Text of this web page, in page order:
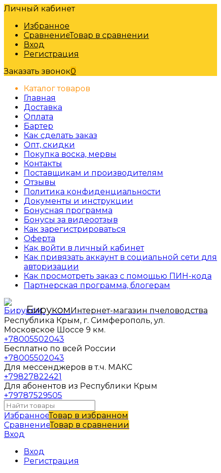
Личный кабинет
Избранное
СравнениеТовар в сравнении
Вход
Регистрация
Заказать звонок0
Каталог товаров
Главная
Доставка
Оплата
Бартер
Как сделать заказ
Опт, скидки
Покупка воска, мервы
Контакты
Поставщикам и производителям
Отзывы
Политика конфиденциальности
Документы и инструкции
Бонусная программа
Бонусы за видеоотзыв
Как зарегистрироваться
Оферта
Как войти в личный кабинет
Как привязать аккаунт в социальной сети для
авторизации
Как просмотреть заказ с помощью ПИН-кода
Партнерская программа, блогерам
БирукомИнтернет-магазин пчеловодства
Республика Крым, г. Симферополь, ул.
Московское Шоссе 9 км.
+78005502043
Бесплатно по всей России
+78005502043
Для мессенджеров в т.ч. МАКС
+79827822421
Для абонентов из Республики Крым
+79787529505
ИзбранноеТовар в избранном
СравнениеТовар в сравнении
Вход
Вход
Регистрация